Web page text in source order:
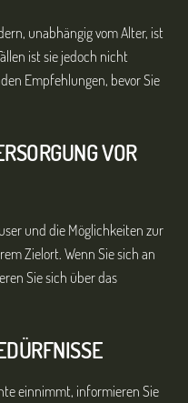
unabhängig vom Alter, ist
ist sie jedoch nicht
Empfehlungen, bevor Sie
VOR
und die Möglichkeiten zur
Zielort. Wenn Sie sich an
Sie sich über das
einnimmt, informieren Sie